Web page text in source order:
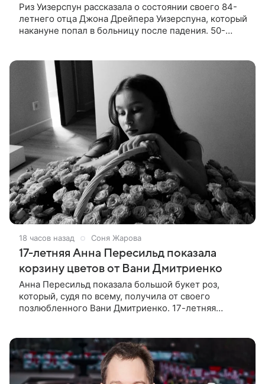
Риз Уизерспун рассказала о состоянии своего 84-
летнего отца Джона Дрейпера Уизерспуна, который
накануне попал в больницу после падения. 50-
18 часов назад Соня Жарова
17-летняя Анна Пересильд показала
корзину цветов от Вани Дмитриенко
Анна Пересильд показала большой букет роз,
который, судя по всему, получилa от своего
позлюбленного Вани Дмитриенко. 17-летняя